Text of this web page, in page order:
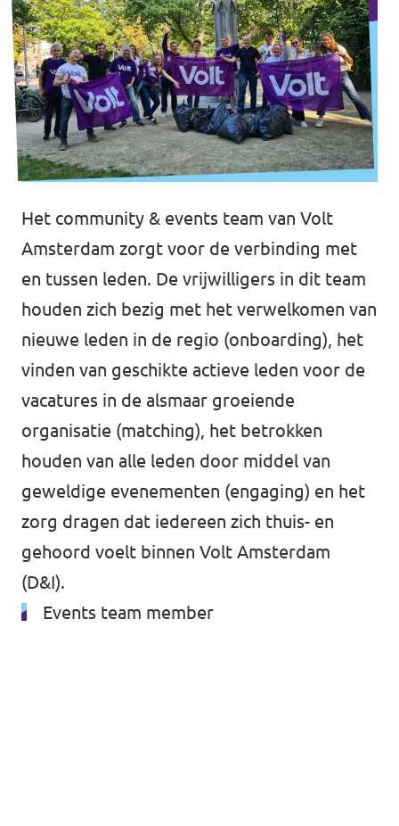
Het community & events team van Volt
Amsterdam zorgt voor de verbinding met
en tussen leden. De vrijwilligers in dit team
houden zich bezig met het verwelkomen van
nieuwe leden in de regio (onboarding), het
vinden van geschikte actieve leden voor de
vacatures in de alsmaar groeiende
organisatie (matching), het betrokken
houden van alle leden door middel van
geweldige evenementen (engaging) en het
zorg dragen dat iedereen zich thuis- en
gehoord voelt binnen Volt Amsterdam
(D&I).
Events team member